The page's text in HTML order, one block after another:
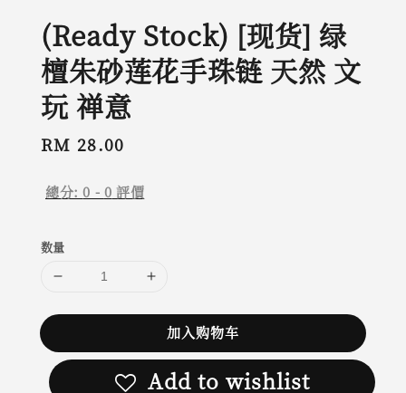
(Ready Stock) [现货] 绿
檀朱砂莲花手珠链 天然 文
玩 禅意
Regular
RM 28.00
總分:0 - 0 評價
数量
加入购物车
Add to wishlist